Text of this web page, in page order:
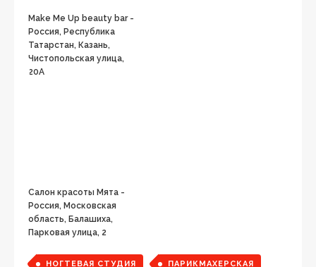
Make Me Up beauty bar -
Россия, Республика
Татарстан, Казань,
Чистопольская улица,
20А
Салон красоты Мята -
Россия, Московская
область, Балашиха,
Парковая улица, 2
НОГТЕВАЯ СТУДИЯ ПАРИКМАХЕРСКАЯ